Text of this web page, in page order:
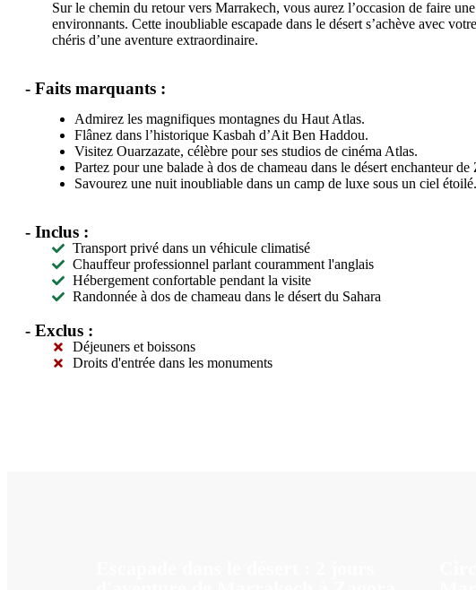
Sur le chemin du retour vers Marrakech, vous aurez l’occasion de faire
environnants. Cette inoubliable escapade dans le désert s’achève avec
chéris d’une aventure extraordinaire.
- Faits marquants :
Admirez les magnifiques montagnes du Haut Atlas.
Flânez dans l’historique Kasbah d’Ait Ben Haddou.
Visitez Ouarzazate, célèbre pour ses studios de cinéma Atlas.
Partez pour une balade à dos de chameau dans le désert enchanteur de
Savourez une nuit inoubliable dans un camp de luxe sous un ciel étoilé.
- Inclus :
Transport privé dans un véhicule climatisé
Chauffeur professionnel parlant couramment l'anglais
Hébergement confortable pendant la visite
Randonnée à dos de chameau dans le désert du Sahara
- Exclus :
Déjeuners et boissons
Droits d'entrée dans les monuments